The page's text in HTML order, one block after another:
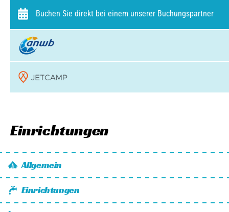
Buchen Sie direkt bei einem unserer Buchungspartner
Einrichtungen
Allgemein
Wi-Fi
Kinderpaket zu mieten
Einrichtungen
Stromanschluss